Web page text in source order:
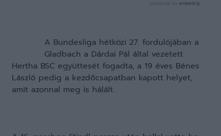
A Bundesliga hétközi 27. fordulójában a
Gladbach a Dárdai Pál által vezetett
Hertha BSC együttesét fogadta, a 19 éves Bénes
László pedig a kezdőcsapatban kapott helyet,
amit azonnal meg is hálált.